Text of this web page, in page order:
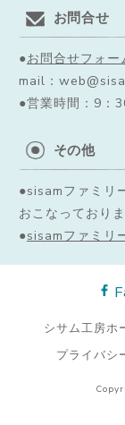
お問合せ
●お問合せフォー
mail：
●営業時間：9：
その他
●sisamファミリ
おこなっておりま
●sisamファミリ
シサム工房ホ
プライバシ